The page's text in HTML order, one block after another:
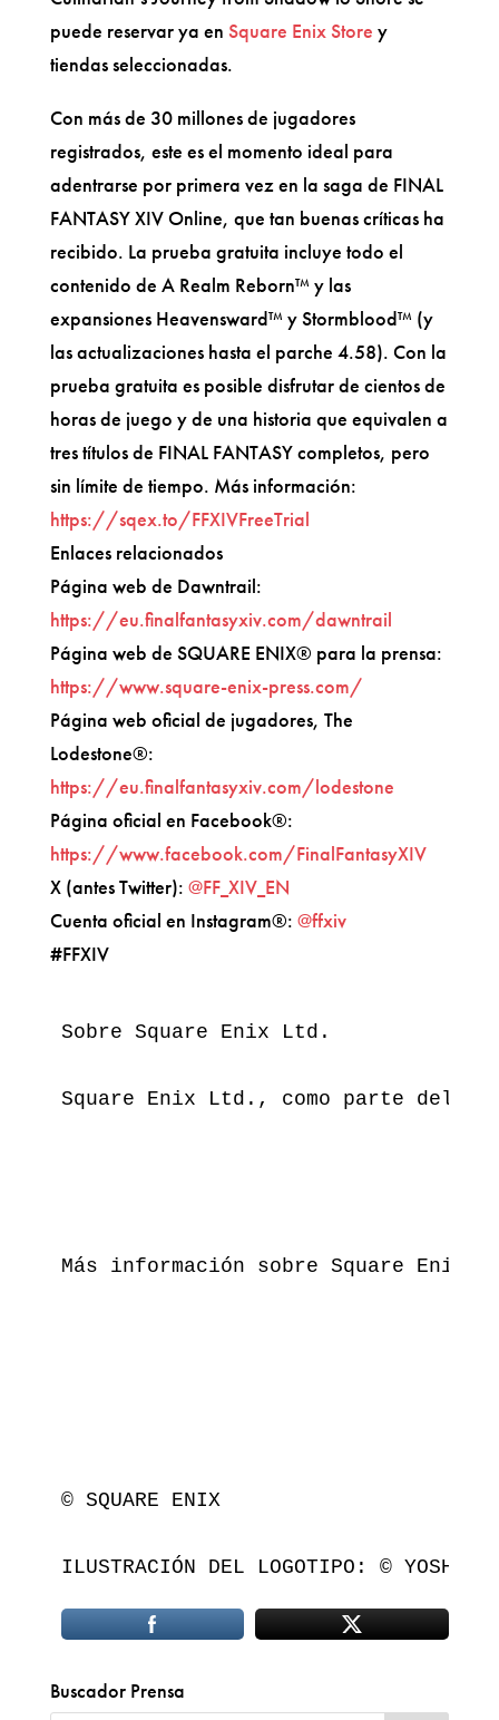
puede reservar ya en Square Enix Store y
tiendas seleccionadas.
Con más de 30 millones de jugadores
registrados, este es el momento ideal para
adentrarse por primera vez en la saga de FINAL
FANTASY XIV Online, que tan buenas críticas ha
recibido. La prueba gratuita incluye todo el
contenido de A Realm Reborn™ y las
expansiones Heavensward™ y Stormblood™ (y
las actualizaciones hasta el parche 4.58). Con la
prueba gratuita es posible disfrutar de cientos de
horas de juego y de una historia que equivalen a
tres títulos de FINAL FANTASY completos, pero
sin límite de tiempo. Más información:
https://sqex.to/FFXIVFreeTrial
Enlaces relacionados
Página web de Dawntrail:
https://eu.finalfantasyxiv.com/dawntrail
Página web de SQUARE ENIX® para la prensa:
https://www.square-enix-press.com/
Página web oficial de jugadores, The
Lodestone®:
https://eu.finalfantasyxiv.com/lodestone
Página oficial en Facebook®:
https://www.facebook.com/FinalFantasyXIV
X (antes Twitter): @FF_XIV_EN
Cuenta oficial en Instagram®: @ffxiv
#FFXIV
Sobre Square Enix Ltd.
Square Enix Ltd., como parte del
Más información sobre Square Enix
© SQUARE ENIX
ILUSTRACIÓN DEL LOGOTIPO: ©
Buscador Prensa